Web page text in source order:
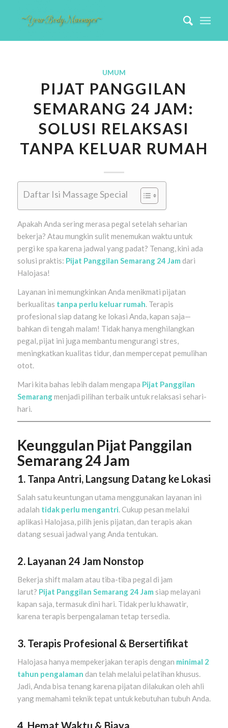
UMUM
PIJAT PANGGILAN
SEMARANG 24 JAM:
SOLUSI RELAKSASI
TANPA KELUAR RUMAH
Daftar Isi Massage Special
Apakah Anda sering merasa pegal setelah seharian
bekerja? Atau mungkin sulit menemukan waktu untuk
pergi ke spa karena jadwal yang padat? Tenang, kini ada
solusi praktis: Pijat Panggilan Semarang 24 Jam dari
Halojasa!
Layanan ini memungkinkan Anda menikmati pijatan
berkualitas tanpa perlu keluar rumah. Terapis
profesional siap datang ke lokasi Anda, kapan saja—
bahkan di tengah malam! Tidak hanya menghilangkan
pegal, pijat ini juga membantu mengurangi stres,
meningkatkan kualitas tidur, dan mempercepat pemulihan
otot.
Mari kita bahas lebih dalam mengapa Pijat Panggilan
Semarangmenjadi pilihan terbaik untuk relaksasi sehari-
hari.
Keunggulan Pijat Panggilan
Semarang 24 Jam
1. Tanpa Antri, Langsung Datang ke Lokasi
Salah satu keuntungan utama menggunakan layanan ini
adalah tidak perlu mengantri. Cukup pesan melalui
aplikasi Halojasa, pilih jenis pijatan, dan terapis akan
datang sesuai jadwal yang Anda tentukan.
2. Layanan 24 Jam Nonstop
Bekerja shift malam atau tiba-tiba pegal di jam
larut? Pijat Panggilan Semarang 24 Jam siap melayani
kapan saja, termasuk dini hari. Tidak perlu khawatir,
karena terapis berpengalaman tetap tersedia.
3. Terapis Profesional & Bersertifikat
Halojasa hanya mempekerjakan terapis dengan minimal 2
tahun pengalaman dan telah melalui pelatihan khusus.
Jadi, Anda bisa tenang karena pijatan dilakukan oleh ahli
yang memahami teknik tepat untuk kebutuhan tubuh Anda.
4. Hemat Waktu & Biaya